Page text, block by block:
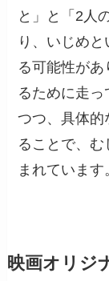
と」と「2人
り、いじめ
る可能性が
るために走
つつ、具体的
ることで、
まれています
映画オリジ